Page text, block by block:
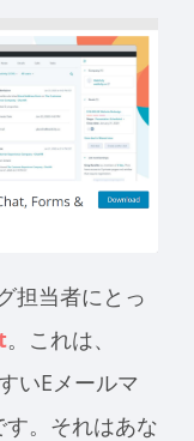
担当者にとっ
。これは、
いEメールマ
。それはあな